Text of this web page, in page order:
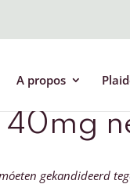
A propos
40mg
gekandideerd